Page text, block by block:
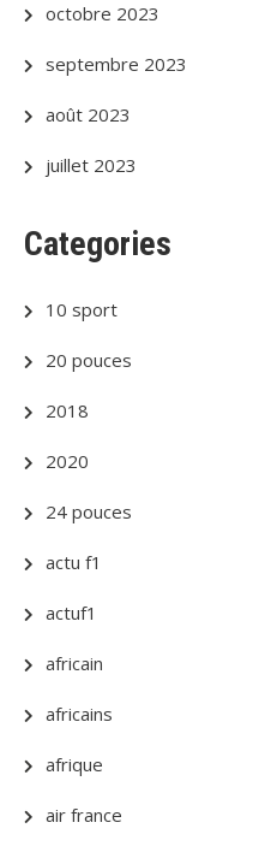
octobre 2023
septembre 2023
août 2023
juillet 2023
Categories
10 sport
20 pouces
2018
2020
24 pouces
actu f1
actuf1
africain
africains
afrique
air france